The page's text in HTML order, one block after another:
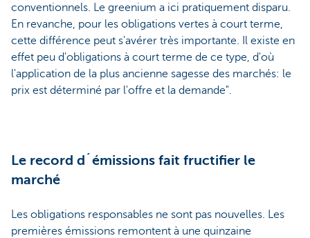
conventionnels. Le greenium a ici pratiquement disparu.
En revanche, pour les obligations vertes à court terme,
cette différence peut s'avérer très importante. Il existe en
effet peu d'obligations à court terme de ce type, d'où
l'application de la plus ancienne sagesse des marchés: le
prix est déterminé par l'offre et la demande".
Le record d´émissions fait fructifier le
marché
Les obligations responsables ne sont pas nouvelles. Les
premières émissions remontent à une quinzaine